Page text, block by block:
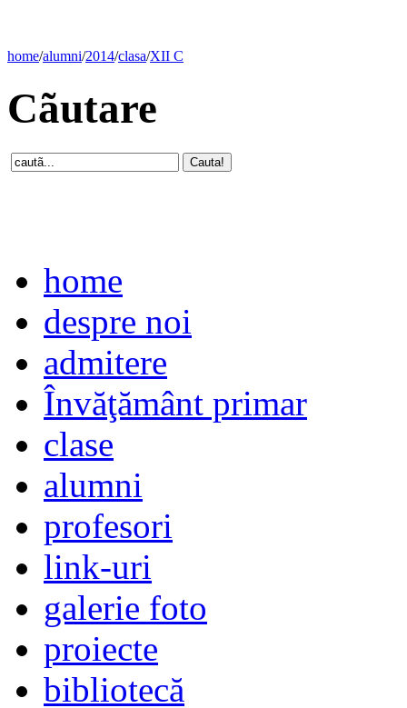
home/alumni/2014/clasa/XII C
Cãutare
home
despre noi
admitere
Învăţământ primar
clase
alumni
profesori
link-uri
galerie foto
proiecte
bibliotecă